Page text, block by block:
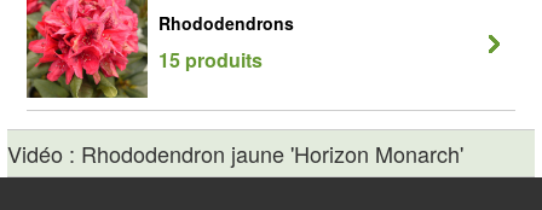
Rhododendrons
15 produits
Vidéo : Rhododendron jaune 'Horizon Monarch'